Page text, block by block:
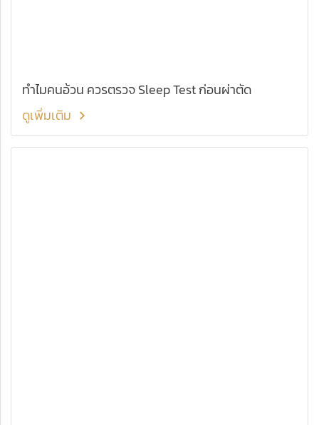
ทำไมคนอ้วน ควรตรวจ Sleep Test ก่อนผ่าตัด
ดูเพิ่มเติม